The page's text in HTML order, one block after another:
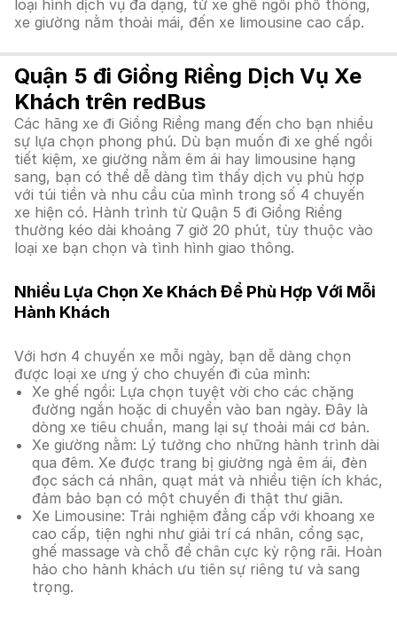
loại hình dịch vụ đa dạng, từ xe ghế ngồi phổ thông,
xe giường nằm thoải mái, đến xe limousine cao cấp.
Quận 5 đi Giồng Riềng Dịch Vụ Xe
Khách trên redBus
Các hãng xe đi Giồng Riềng mang đến cho bạn nhiều
sự lựa chọn phong phú. Dù bạn muốn đi xe ghế ngồi
tiết kiệm, xe giường nằm êm ái hay limousine hạng
sang, bạn có thể dễ dàng tìm thấy dịch vụ phù hợp
với túi tiền và nhu cầu của mình trong số 4 chuyến
xe hiện có. Hành trình từ Quận 5 đi Giồng Riềng
thường kéo dài khoảng 7 giờ 20 phút, tùy thuộc vào
loại xe bạn chọn và tình hình giao thông.
Nhiều Lựa Chọn Xe Khách Để Phù Hợp Với Mỗi
Hành Khách
Với hơn 4 chuyến xe mỗi ngày, bạn dễ dàng chọn
được loại xe ưng ý cho chuyến đi của mình:
Xe ghế ngồi: Lựa chọn tuyệt vời cho các chặng
đường ngắn hoặc di chuyển vào ban ngày. Đây là
dòng xe tiêu chuẩn, mang lại sự thoải mái cơ bản.
Xe giường nằm: Lý tưởng cho những hành trình dài
qua đêm. Xe được trang bị giường ngả êm ái, đèn
đọc sách cá nhân, quạt mát và nhiều tiện ích khác,
đảm bảo bạn có một chuyến đi thật thư giãn.
Xe Limousine: Trải nghiệm đẳng cấp với khoang xe
cao cấp, tiện nghi như giải trí cá nhân, cổng sạc,
ghế massage và chỗ để chân cực kỳ rộng rãi. Hoàn
hảo cho hành khách ưu tiên sự riêng tư và sang
trọng.